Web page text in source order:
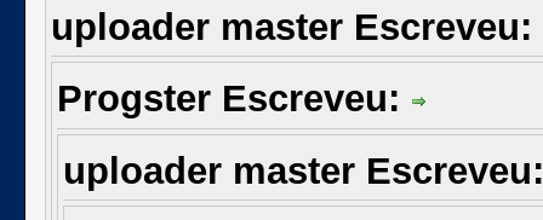
uploader master Escreveu:
Progster Escreveu:
uploader master